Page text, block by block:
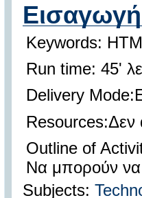
Keywords:
Run time: 45'
Delivery
Resources:Δεν
Outline of
Να μπορούν να
Subjects: